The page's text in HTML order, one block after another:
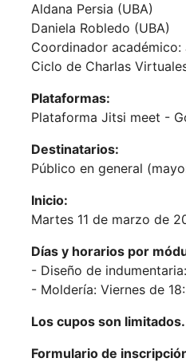
Aldana Persia (UBA)
Daniela Robledo (UBA)
Coordinador académico:
Ciclo de Charlas
Plataformas:
Plataforma Jitsi meet -
Destinatarios:
Público en general
Inicio:
Martes 11 de marzo de
Días y horarios por
- Diseño de
- Moldería: Viernes de
Los cupos son limitados.
Formulario de